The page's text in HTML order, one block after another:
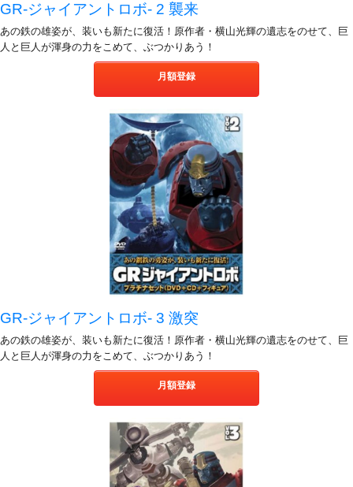
GR-ジャイアントロボ- 2 襲来
あの鉄の雄姿が、装いも新たに復活！原作者・横山光輝の遺志をのせて、巨
人と巨人が渾身の力をこめて、ぶつかりあう！
月額登録
GR-ジャイアントロボ- 3 激突
あの鉄の雄姿が、装いも新たに復活！原作者・横山光輝の遺志をのせて、巨
人と巨人が渾身の力をこめて、ぶつかりあう！
月額登録